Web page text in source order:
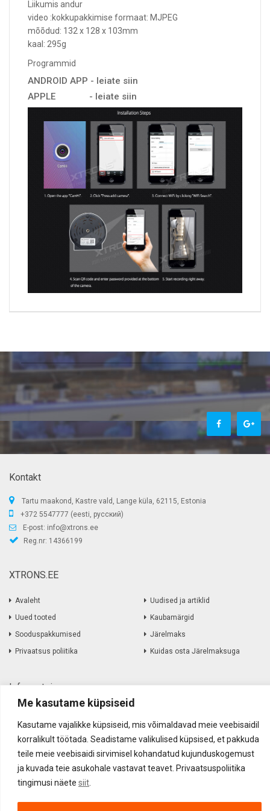
Me kasutame küpsiseid
Kasutame vajalikke küpsiseid, mis võimaldavad meie veebisaidil
korralikult töötada. Seadistame valikulised küpsised, et pakkuda
teile meie veebisaidi sirvimisel kohandatud kujunduskogemust
ja kuvada teie asukohale vastavat teavet. Privaatsuspoliitika
tingimusi näete siit
Liikumis andur
video :kokkupakkimise formaat: MJPEG
mõõdud: 132 x 128 x 103mm
kaal: 295g
Programmid
ANDROID APP - leiate siin
APPLE - leiate siin
Kontakt
Tartu maakond, Kastre vald, Lange küla, 62115, Estonia
+372 5547777 (eesti, русский)
E-post: info@xtrons.ee
Reg.nr: 14366199
XTRONS.EE
Avaleht
Uued tooted
Sooduspakkumised
Privaatsus poliitika
Uudised ja artiklid
Kaubamärgid
Järelmaks
Kuidas osta Järelmaksuga
Informatsioon
Kohaletoimetamine
Kontakt
Kauba tagastamine